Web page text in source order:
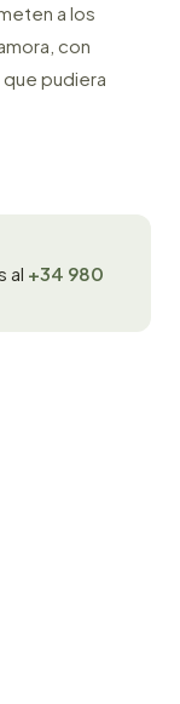
a los
con
pudiera
al +34 980